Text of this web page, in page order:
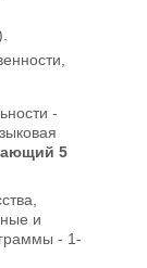
-
5
и
- 1-